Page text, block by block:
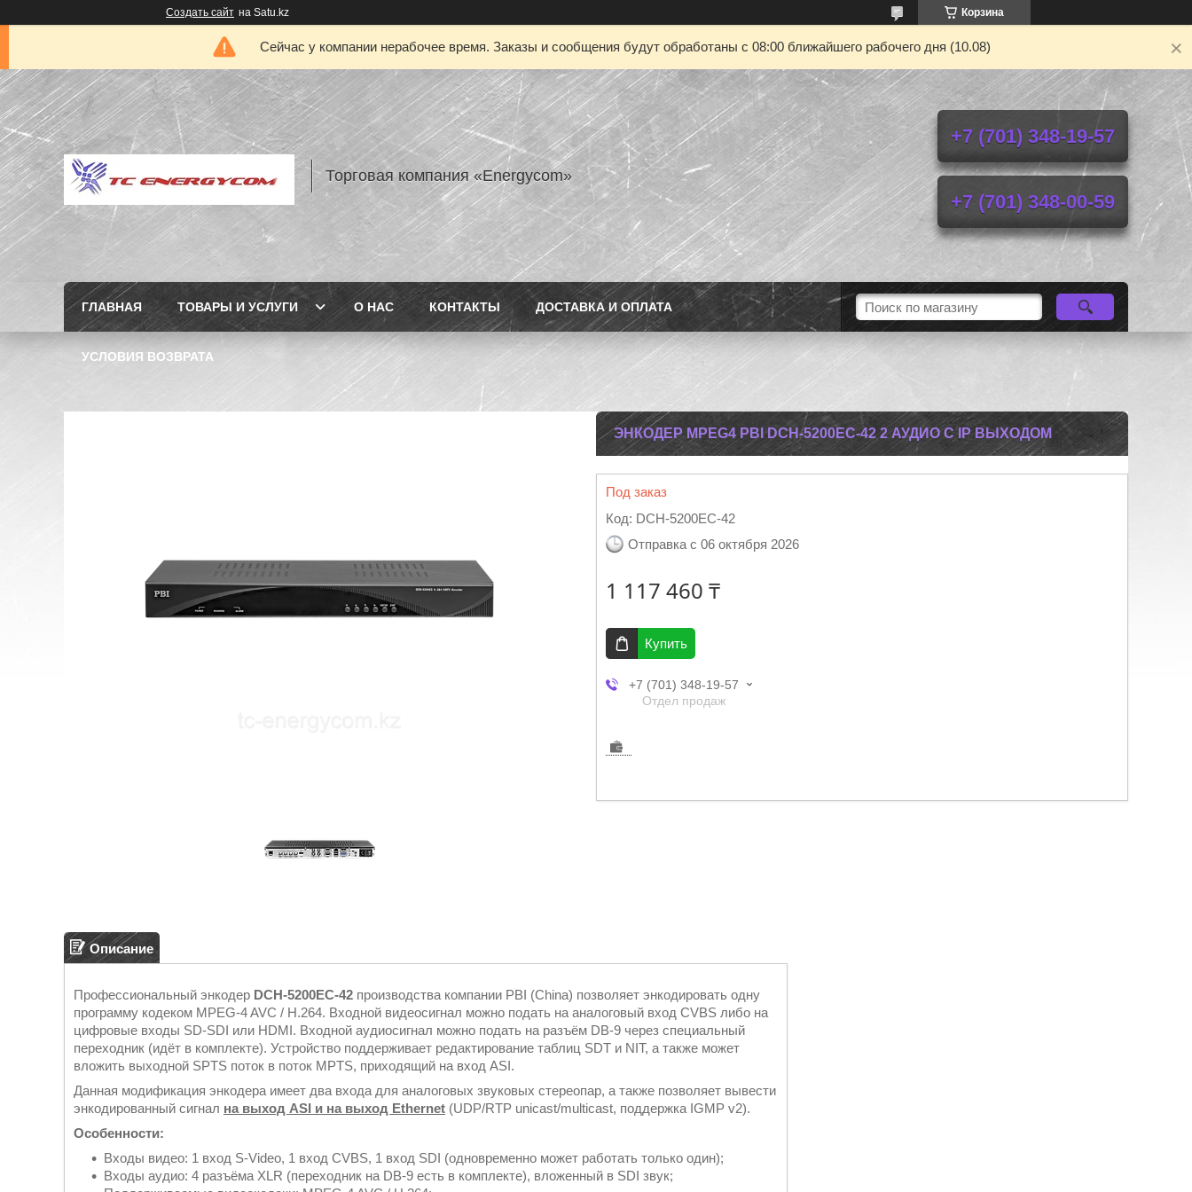
Создать сайт на Satu.kz Корзина
Сейчас у компании нерабочее время. Заказы и сообщения будут обработаны с 08:00 ближайшего рабочего дня (10.08)
Торговая компания «Energycom»
+7 (701) 348-19-57
+7 (701) 348-00-59
ГЛАВНАЯ ТОВАРЫ И УСЛУГИ О НАС КОНТАКТЫ ДОСТАВКА И ОПЛАТА
УСЛОВИЯ ВОЗВРАТА
ЭНКОДЕР MPEG4 PBI DCH-5200EC-42 2 АУДИО С IP ВЫХОДОМ
Под заказ
Код: DCH-5200EC-42
Отправка с 06 октября 2026
1 117 460 ₸
Купить
+7 (701) 348-19-57
Отдел продаж
Описание
Профессиональный энкодер DCH-5200EC-42 производства компании PBI (China) позволяет энкодировать одну
программу кодеком MPEG-4 AVC / H.264. Входной видеосигнал можно подать на аналоговый вход CVBS либо на
цифровые входы SD-SDI или HDMI. Входной аудиосигнал можно подать на разъём DB-9 через специальный
переходник (идёт в комплекте). Устройство поддерживает редактирование таблиц SDT и NIT, а также может
вложить выходной SPTS поток в поток MPTS, приходящий на вход ASI.
Данная модификация энкодера имеет два входа для аналоговых звуковых стереопар, а также позволяет вывести
энкодированный сигнал на выход ASI и на выход Ethernet (UDP/RTP unicast/multicast, поддержка IGMP v2).
Особенности:
Входы видео: 1 вход S-Video, 1 вход CVBS, 1 вход SDI (одновременно может работать только один);
Входы аудио: 4 разъёма XLR (переходник на DB-9 есть в комплекте), вложенный в SDI звук;